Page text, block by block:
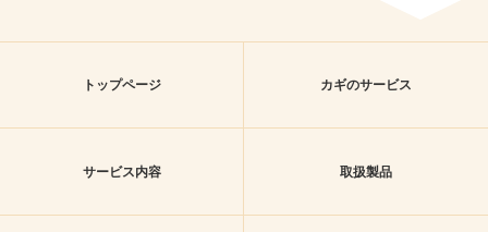
トップページ カギのサービス
サービス内容 取扱製品